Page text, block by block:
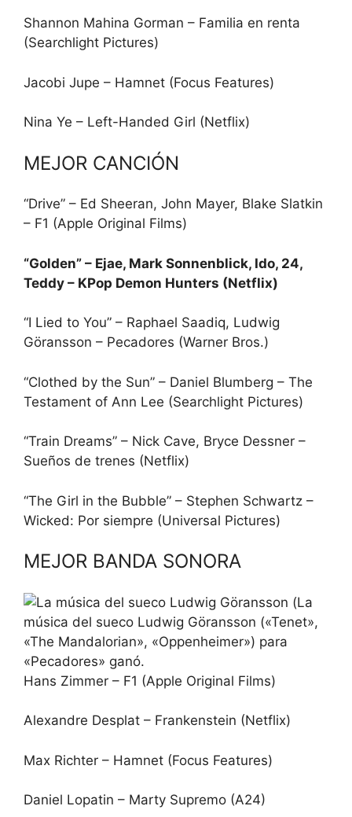
Shannon Mahina Gorman – Familia en renta
(Searchlight Pictures)
Jacobi Jupe – Hamnet (Focus Features)
Nina Ye – Left-Handed Girl (Netflix)
MEJOR CANCIÓN
“Drive” – Ed Sheeran, John Mayer, Blake Slatkin
– F1 (Apple Original Films)
“Golden” – Ejae, Mark Sonnenblick, Ido, 24,
Teddy – KPop Demon Hunters (Netflix)
“I Lied to You” – Raphael Saadiq, Ludwig
Göransson – Pecadores (Warner Bros.)
“Clothed by the Sun” – Daniel Blumberg – The
Testament of Ann Lee (Searchlight Pictures)
“Train Dreams” – Nick Cave, Bryce Dessner –
Sueños de trenes (Netflix)
“The Girl in the Bubble” – Stephen Schwartz –
Wicked: Por siempre (Universal Pictures)
MEJOR BANDA SONORA
La
música del sueco Ludwig Göransson («Tenet»,
«The Mandalorian», «Oppenheimer») para
«Pecadores» ganó.
Hans Zimmer – F1 (Apple Original Films)
Alexandre Desplat – Frankenstein (Netflix)
Max Richter – Hamnet (Focus Features)
Daniel Lopatin – Marty Supremo (A24)